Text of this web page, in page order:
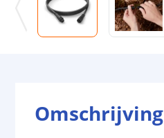
Omschrijving